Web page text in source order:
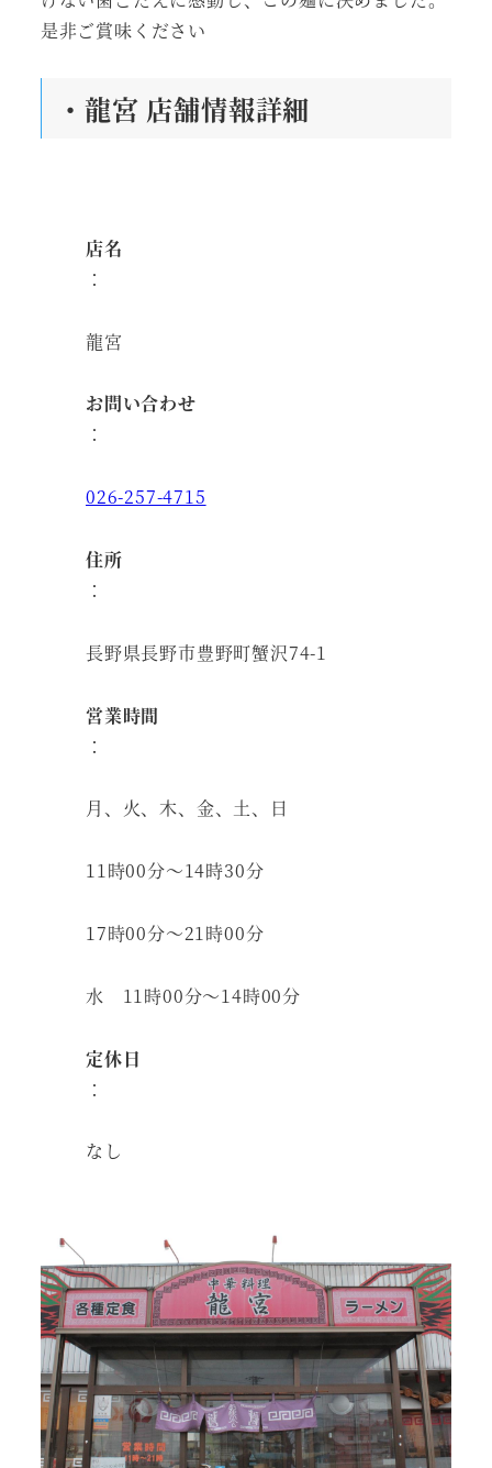
是非ご賞味ください
・龍宮 店舗情報詳細
店名
：
龍宮
お問い合わせ
：
026-257-4715
住所
：
長野県長野市豊野町蟹沢74-1
営業時間
：
月、火、木、金、土、日
11時00分～14時30分
17時00分～21時00分
水 11時00分～14時00分
定休日
：
なし